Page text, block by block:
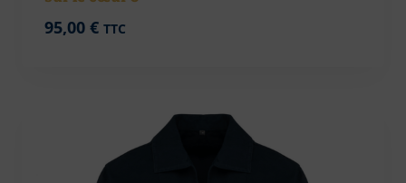
95,00 € TTC